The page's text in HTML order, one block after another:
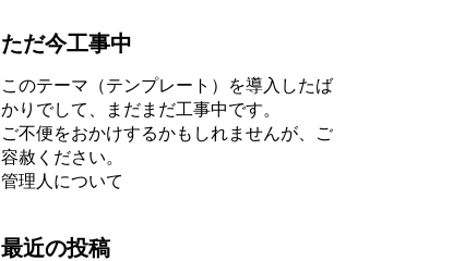
ただ今工事中
このテーマ（テンプレート）を導入したば
かりでして、まだまだ工事中です。
ご不便をおかけするかもしれませんが、ご
容赦ください。
管理人について
最近の投稿